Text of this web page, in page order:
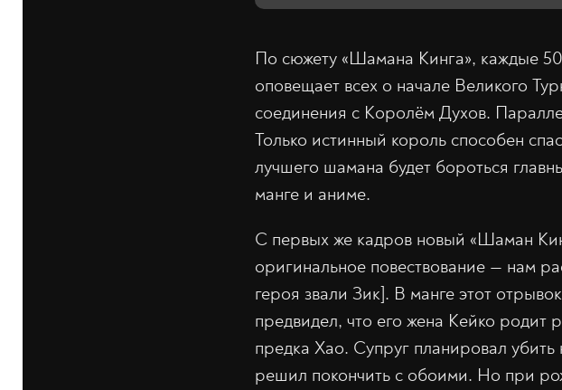
По сюжету «Шамана Кинга», каждые
оповещает всех о начале Великого
соединения с Королём Духов.
Только истинный король способен
лучшего шамана будет бороться
манге и аниме.
С первых же кадров новый «Шаман
оригинальное повествование — нам
героя звали Зик]. В манге этот
предвидел, что его жена Кейко родит
предка Хао. Супруг планировал
решил покончить с обоими. Но при